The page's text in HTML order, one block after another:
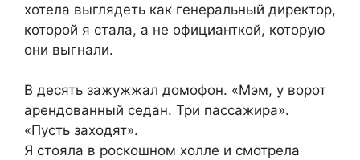
хотела выглядеть как генеральный директор,
которой я стала, а не официанткой, которую
они выгнали.
В десять зажужжал домофон. «Мэм, у ворот
арендованный седан. Три пассажира».
«Пусть заходят».
Я стояла в роскошном холле и смотрела